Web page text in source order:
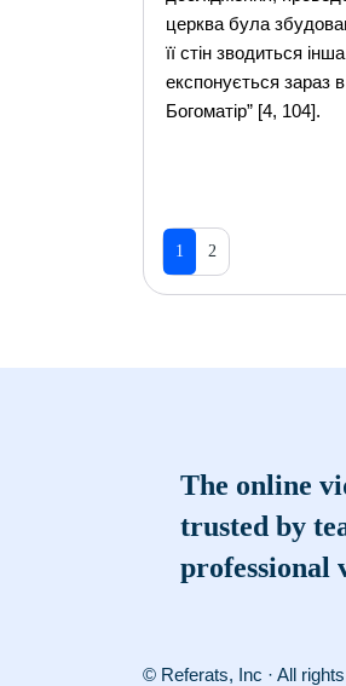
церква була
її стiн зводиться
експонується зараз
Богоматiр” [4, 104].
1 2
The online
trusted by
professional
© Referats, Inc · All